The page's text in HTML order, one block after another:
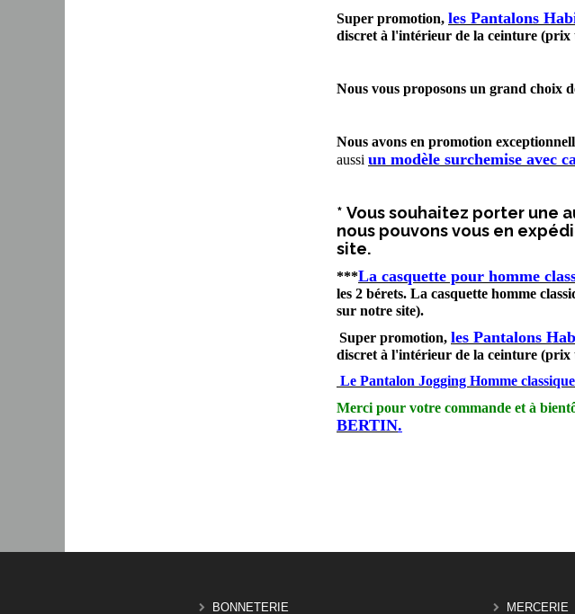
Super promotion, les Pantalons
discret à l'intérieur de la ceinture (prix
Nous vous proposons un grand choix
Nous avons en promotion
aussi un modèle surchemise avec
* Vous souhaitez porter une
nous pouvons vous en
site.
***La casquette pour homme
les 2 bérets. La casquette homme
sur notre site).
Super promotion, les Pantalons
discret à l'intérieur de la ceinture (prix
Le Pantalon Jogging Homme
Merci pour votre commande et à
BERTIN.
BONNETERIE MERCERIE